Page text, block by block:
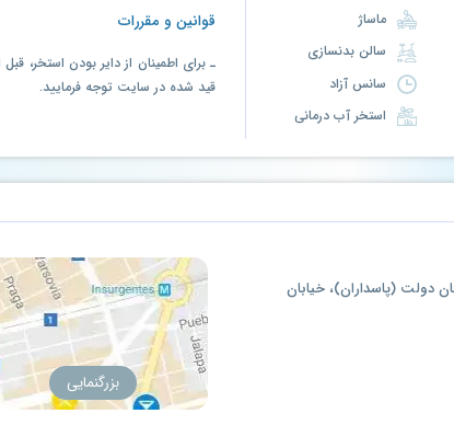
قوانین و مقررات
ـ برای اطمینان از دایر بودن استخر،
قید شده در سایت توجه فرمایید.
دولت (پاسداران)، خیابان
بزرگنمایی